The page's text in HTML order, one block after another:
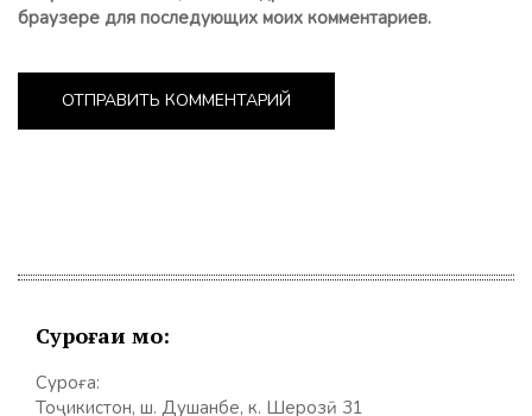
браузере для последующих моих комментариев.
Суроғаи мо:
Суроға:
Тоҷикистон, ш. Душанбе, к. Шерозӣ 31